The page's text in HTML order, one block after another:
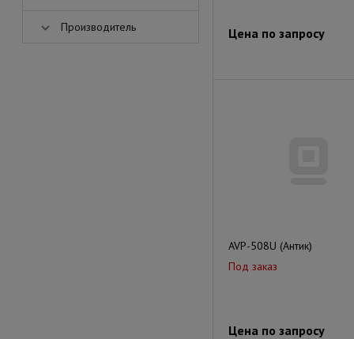
Производитель Цена по запросу
AVP-508U (Антик)
Под заказ
Цена по запросу